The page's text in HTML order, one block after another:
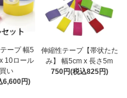
ープ 幅5
10ロール
い
6,600円)
伸縮性テープ【帯状たた
み】 幅5cm x 長さ5m
750円(税込825円)